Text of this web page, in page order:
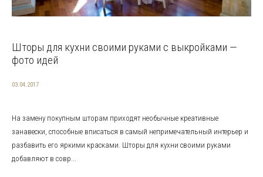
Шторы для кухни своими руками с выкройками —
фото идей
03.04.2017
На замену покупным шторам приходят необычные креативные
занавески, способные вписаться в самый непримечательный интерьер и
разбавить его яркими красками. Шторы для кухни своими руками
добавляют в совр...